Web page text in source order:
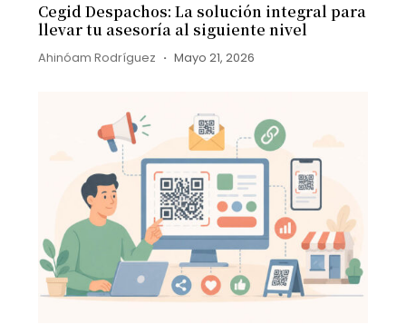
Cegid Despachos: La solución integral para
llevar tu asesoría al siguiente nivel
Ahinóam Rodríguez Mayo 21, 2026